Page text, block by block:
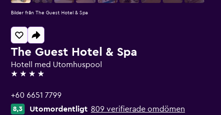
The Guest Hotel & Spa
Hotell med Utomhuspool
4 stjärnor
+60 6651 7799
8,3 Utomordentligt 809 verifierade omdömen
Bilder från The Guest Hotel & Spa